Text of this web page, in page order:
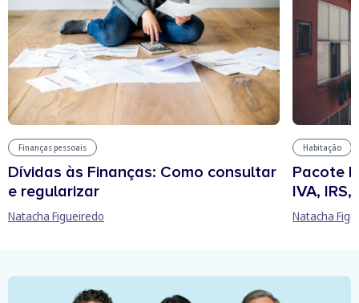
Finanças pessoais
Dívidas às Finanças: Como consultar
e regularizar
Natacha Figueiredo
Habitação
Pacote
IVA,
Natacha